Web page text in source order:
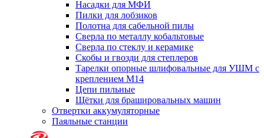
Насадки для МФИ
Пилки для лобзиков
Полотна для сабельной пилы
Сверла по металлу кобальтовые
Сверла по стеклу и керамике
Скобы и гвозди для степлеров
Тарелки опорные шлифовальные для УШМ с
креплением М14
Цепи пильные
Щётки для брашировальных машин
Отвертки аккумуляторные
Паяльные станции